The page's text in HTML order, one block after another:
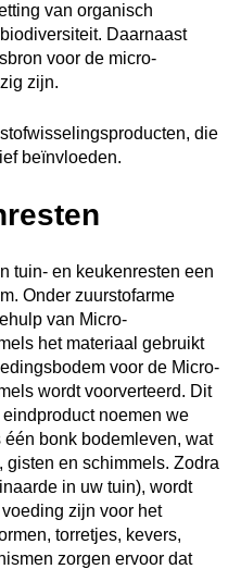
van organisch
Daarnaast
voor de micro-
zijn.
die
beïnvloeden.
tuin- en keukenresten een
Onder zuurstofarme
van Micro-
het materiaal gebruikt
voor de Micro-
wordt voorverteerd. Dit
noemen we
bonk bodemleven, wat
gisten en schimmels. Zodra
in uw tuin), wordt
zijn voor het
torretjes, kevers,
zorgen ervoor dat